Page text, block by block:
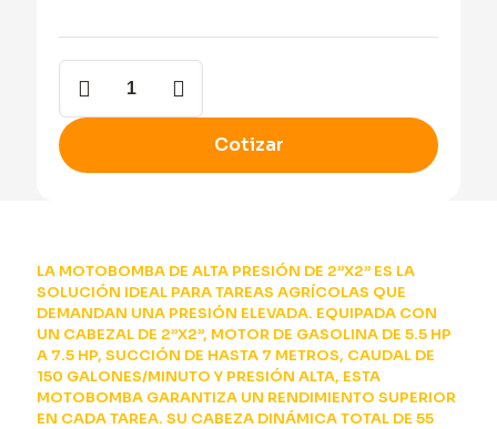
Motobomba
2x2
con
Motor
Gasolina
7.5
HP
cantidad
Cotizar
LA MOTOBOMBA DE ALTA PRESIÓN DE 2”X2” ES LA
SOLUCIÓN IDEAL PARA TAREAS AGRÍCOLAS QUE
DEMANDAN UNA PRESIÓN ELEVADA. EQUIPADA CON
UN CABEZAL DE 2”X2”, MOTOR DE GASOLINA DE 5.5 HP
A 7.5 HP, SUCCIÓN DE HASTA 7 METROS, CAUDAL DE
150 GALONES/MINUTO Y PRESIÓN ALTA, ESTA
MOTOBOMBA GARANTIZA UN RENDIMIENTO SUPERIOR
EN CADA TAREA. SU CABEZA DINÁMICA TOTAL DE 55